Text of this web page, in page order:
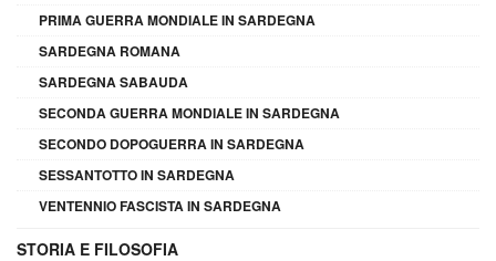
PRIMA GUERRA MONDIALE IN SARDEGNA
SARDEGNA ROMANA
SARDEGNA SABAUDA
SECONDA GUERRA MONDIALE IN SARDEGNA
SECONDO DOPOGUERRA IN SARDEGNA
SESSANTOTTO IN SARDEGNA
VENTENNIO FASCISTA IN SARDEGNA
STORIA E FILOSOFIA